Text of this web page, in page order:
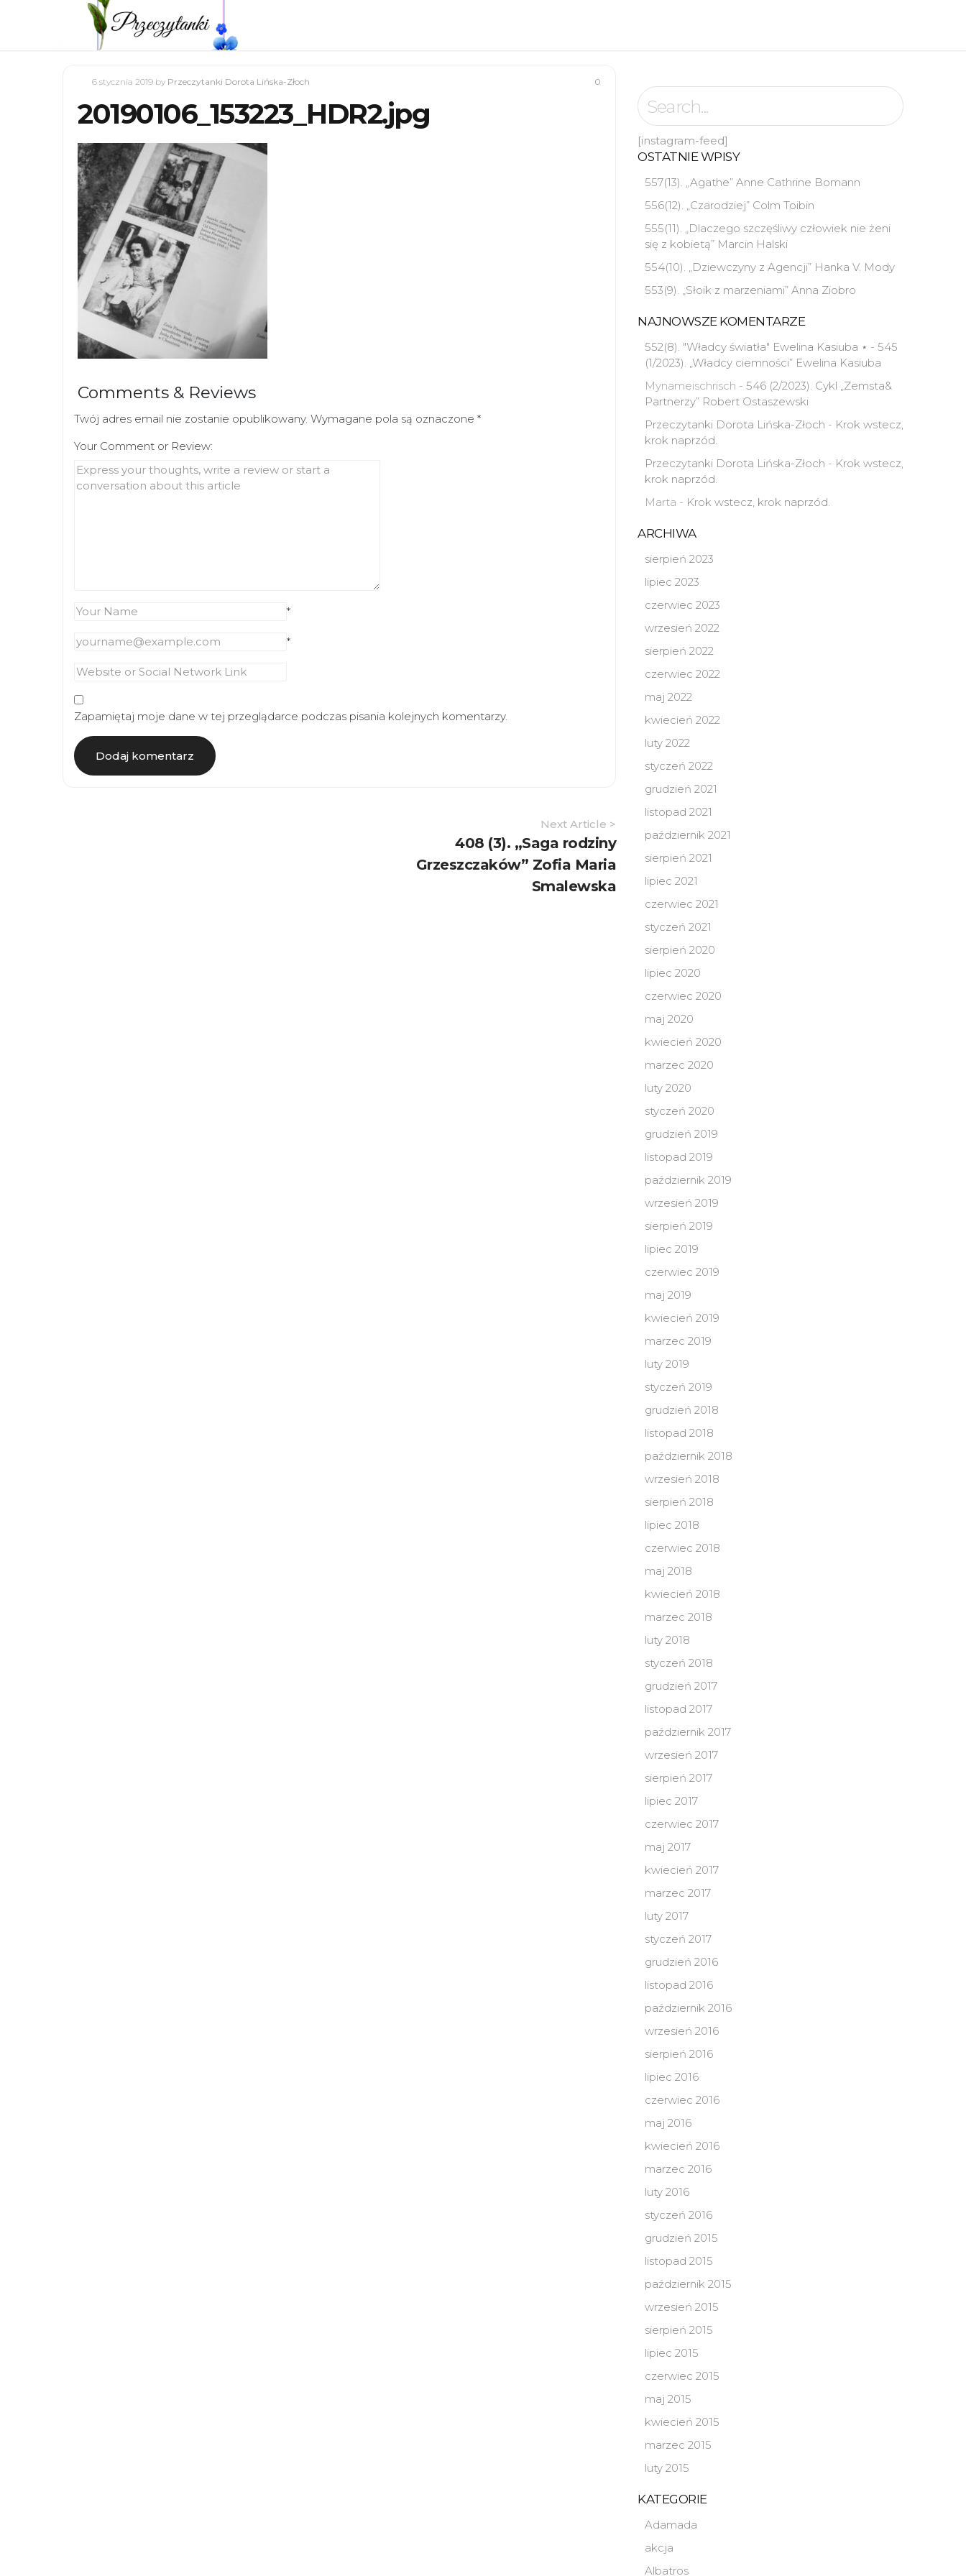
0
6 stycznia 2019 by Przeczytanki Dorota Lińska-Złoch
20190106_153223_HDR2.jpg
Comments & Reviews
Twój adres email nie zostanie opublikowany. Wymagane pola są oznaczone *
Your Comment or Review:
*
*
Zapamiętaj moje dane w tej przeglądarce podczas pisania kolejnych komentarzy.
Next Article >
408 (3). „Saga rodziny
Grzeszczaków” Zofia Maria
Smalewska
[instagram-feed]
OSTATNIE WPISY
557(13). „Agathe” Anne Cathrine Bomann
556(12). „Czarodziej” Colm Toibin
555(11). „Dlaczego szczęśliwy człowiek nie żeni
się z kobietą” Marcin Halski
554(10). „Dziewczyny z Agencji” Hanka V. Mody
553(9). „Słoik z marzeniami” Anna Ziobro
NAJNOWSZE KOMENTARZE
552(8). "Władcy światła" Ewelina Kasiuba ⋆ - 545
(1/2023). „Władcy ciemności” Ewelina Kasiuba
Mynameischrisch - 546 (2/2023). Cykl „Zemsta&
Partnerzy” Robert Ostaszewski
Przeczytanki Dorota Lińska-Złoch - Krok wstecz,
krok naprzód.
Przeczytanki Dorota Lińska-Złoch - Krok wstecz,
krok naprzód.
Marta - Krok wstecz, krok naprzód.
ARCHIWA
sierpień 2023
lipiec 2023
czerwiec 2023
wrzesień 2022
sierpień 2022
czerwiec 2022
maj 2022
kwiecień 2022
luty 2022
styczeń 2022
grudzień 2021
listopad 2021
październik 2021
sierpień 2021
lipiec 2021
czerwiec 2021
styczeń 2021
sierpień 2020
lipiec 2020
czerwiec 2020
maj 2020
kwiecień 2020
marzec 2020
luty 2020
styczeń 2020
grudzień 2019
listopad 2019
październik 2019
wrzesień 2019
sierpień 2019
lipiec 2019
czerwiec 2019
maj 2019
kwiecień 2019
marzec 2019
luty 2019
styczeń 2019
grudzień 2018
listopad 2018
październik 2018
wrzesień 2018
sierpień 2018
lipiec 2018
czerwiec 2018
maj 2018
kwiecień 2018
marzec 2018
luty 2018
styczeń 2018
grudzień 2017
listopad 2017
październik 2017
wrzesień 2017
sierpień 2017
lipiec 2017
czerwiec 2017
maj 2017
kwiecień 2017
marzec 2017
luty 2017
styczeń 2017
grudzień 2016
listopad 2016
październik 2016
wrzesień 2016
sierpień 2016
lipiec 2016
czerwiec 2016
maj 2016
kwiecień 2016
marzec 2016
luty 2016
styczeń 2016
grudzień 2015
listopad 2015
październik 2015
wrzesień 2015
sierpień 2015
lipiec 2015
czerwiec 2015
maj 2015
kwiecień 2015
marzec 2015
luty 2015
KATEGORIE
Adamada
akcja
Albatros